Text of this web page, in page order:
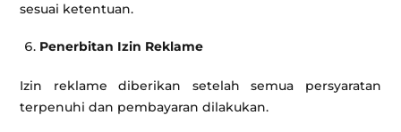
sesuai ketentuan.
Penerbitan Izin Reklame
Izin reklame diberikan setelah semua persyaratan
terpenuhi dan pembayaran dilakukan.